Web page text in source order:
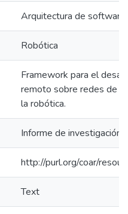
Arquitectura de software
Robótica
Framework para el
remoto sobre redes de
la robótica.
Informe de investigación
http://purl.org/coar/
Text